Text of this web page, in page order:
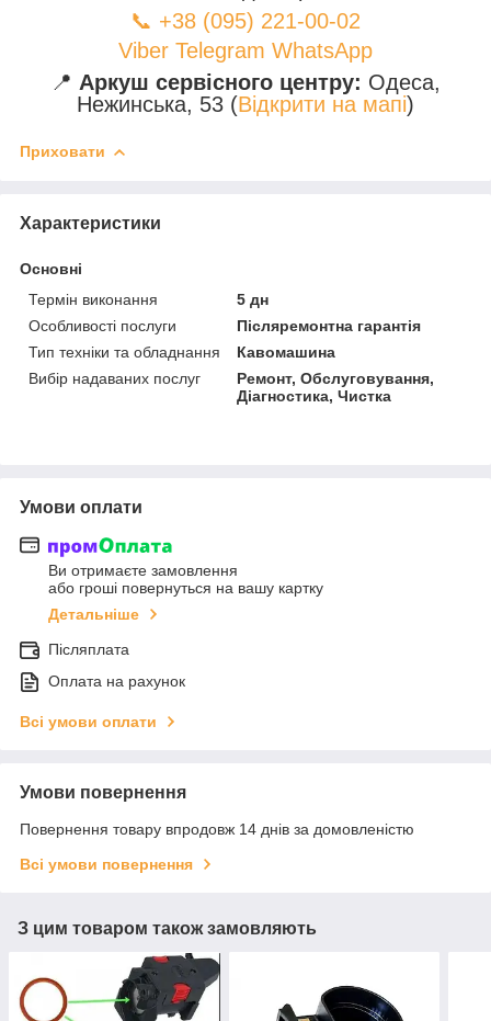
📞 +38 (095) 221-00-02
Viber Telegram WhatsApp
📍 Аркуш сервісного центру: Одеса,
Нежинська, 53 (Відкрити на мапі)
Приховати
Характеристики
Основні
Термін виконання
5 дн
Особливості послуги
Післяремонтна гарантія
Тип техніки та обладнання
Кавомашина
Вибір надаваних послуг
Ремонт, Обслуговування,
Діагностика, Чистка
Умови оплати
Ви отримаєте замовлення
або гроші повернуться на вашу картку
Детальніше
Післяплата
Оплата на рахунок
Всі умови оплати
Умови повернення
Повернення товару впродовж 14 днів за домовленістю
Всі умови повернення
З цим товаром також замовляють